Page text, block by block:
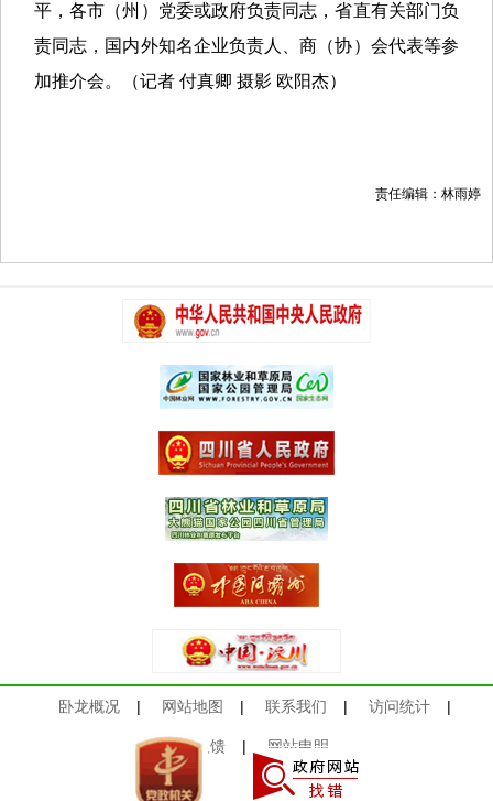
平，各市（州）党委或政府负责同志，省直有关部门负
责同志，国内外知名企业负责人、商（协）会代表等参
加推介会。（记者 付真卿 摄影 欧阳杰）
责任编辑：林雨婷
卧龙概况 | 网站地图 | 联系我们 | 访问统计 |
意见反馈 | 网站申明